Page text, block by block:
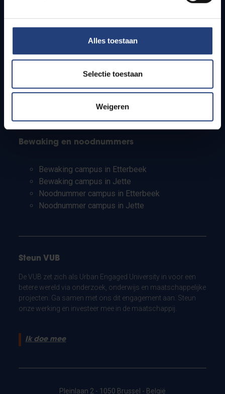
Alles toestaan
Selectie toestaan
Weigeren
Studenten
PhD-studenten
Leerkrachten en secundaire scholen
Bewaking en noodnummers
Bewaking campus in Etterbeek
Bewaking campus in Jette
Noodnummer campus in Etterbeek
Noodnummer campus in Jette
Steun VUB
De VUB zet zich als Urban Engaged University in voor een
betere wereld via onderzoek, onderwijs en maatschappelijke
projecten. Ga samen met ons dit engagement aan. Steun
onze werking en investeer mee in de maatschappij.
Ik doe mee
Pleinlaan 2 - 1050 Brussel - België